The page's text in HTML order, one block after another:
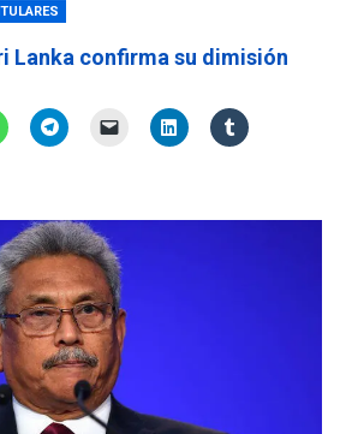
Lanka confirma su dimisión